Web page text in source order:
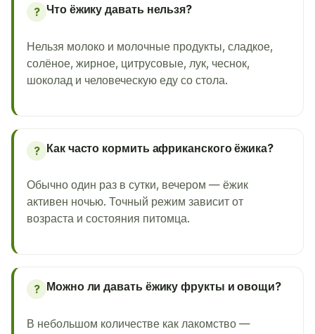
? Что ёжику давать нельзя?
Нельзя молоко и молочные продукты, сладкое,
солёное, жирное, цитрусовые, лук, чеснок,
шоколад и человеческую еду со стола.
? Как часто кормить африканского ёжика?
Обычно один раз в сутки, вечером — ёжик
активен ночью. Точный режим зависит от
возраста и состояния питомца.
? Можно ли давать ёжику фрукты и овощи?
В небольшом количестве как лакомство —